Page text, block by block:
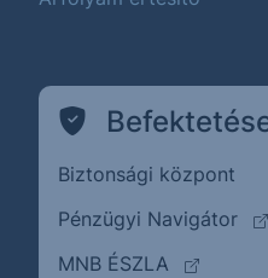
Biztonsági központ
Pénzügyi Navigátor
MNB ÉSZLA
(külső